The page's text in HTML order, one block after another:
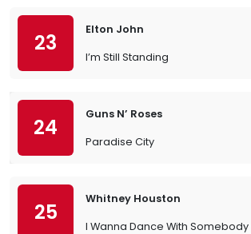
23
Elton John
I’m Still Standing
24
Guns N’ Roses
Paradise City
25
Whitney Houston
I Wanna Dance With Somebody